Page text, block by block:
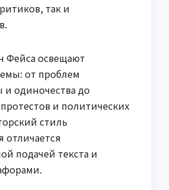
так и
Фейса освещают
от проблем
и одиночества до
и политических
стиль
отличается
подачей текста и